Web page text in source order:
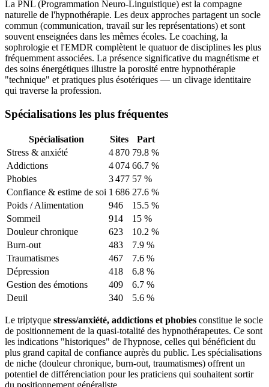
La PNL (Programmation Neuro-Linguistique) est la compagne
naturelle de l'hypnothérapie. Les deux approches partagent un socle
commun (communication, travail sur les représentations) et sont
souvent enseignées dans les mêmes écoles. Le coaching, la
sophrologie et l'EMDR complètent le quatuor de disciplines les plus
fréquemment associées. La présence significative du magnétisme et
des soins énergétiques illustre la porosité entre hypnothérapie
"technique" et pratiques plus ésotériques — un clivage identitaire
qui traverse la profession.
Spécialisations les plus fréquentes
Spécialisation Sites
Part
Stress & anxiété
4 870 79.8 %
Addictions
4 074 66.7 %
Phobies
3 477 57 %
Confiance & estime de soi 1 686 27.6 %
Poids / Alimentation
946 15.5 %
Sommeil
914 15 %
Douleur chronique
623 10.2 %
Burn-out
483 7.9 %
Traumatismes
467 7.6 %
Dépression
418 6.8 %
Gestion des émotions
409 6.7 %
Deuil
340 5.6 %
Le triptyque stress/anxiété, addictions et phobies constitue le socle
de positionnement de la quasi-totalité des hypnothérapeutes. Ce sont
les indications "historiques" de l'hypnose, celles qui bénéficient du
plus grand capital de confiance auprès du public. Les spécialisations
de niche (douleur chronique, burn-out, traumatismes) offrent un
potentiel de différenciation pour les praticiens qui souhaitent sortir
du positionnement généraliste.